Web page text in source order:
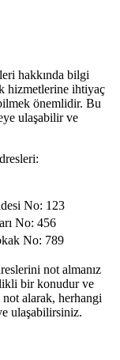
hakkında bilgi
hizmetlerine ihtiyaç
önemlidir. Bu
ulaşabilir ve
No: 123
No: 456
No: 789
not almanız
bir konudur ve
alarak, herhangi
ulaşabilirsiniz.